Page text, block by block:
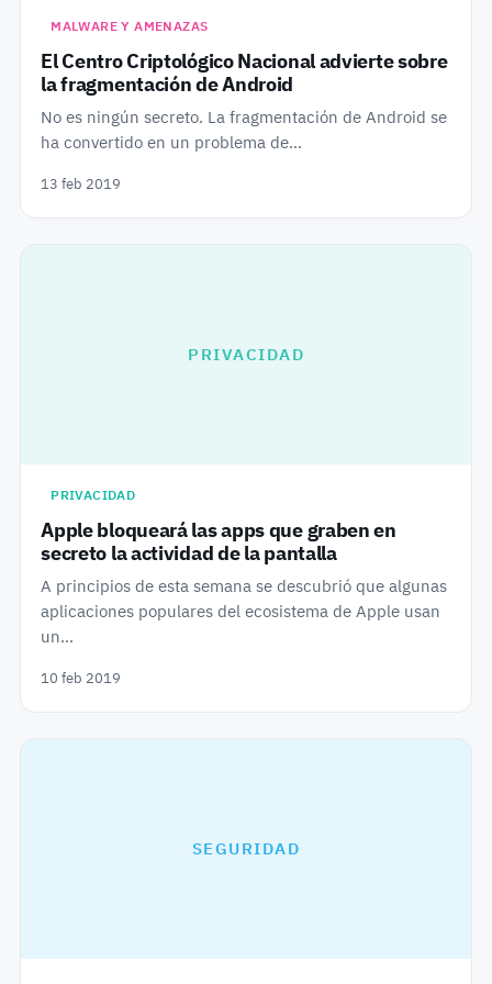
MALWARE Y AMENAZAS
El Centro Criptológico Nacional advierte sobre
la fragmentación de Android
No es ningún secreto. La fragmentación de Android se
ha convertido en un problema de…
13 feb 2019
PRIVACIDAD
PRIVACIDAD
Apple bloqueará las apps que graben en
secreto la actividad de la pantalla
A principios de esta semana se descubrió que algunas
aplicaciones populares del ecosistema de Apple usan
un…
10 feb 2019
SEGURIDAD